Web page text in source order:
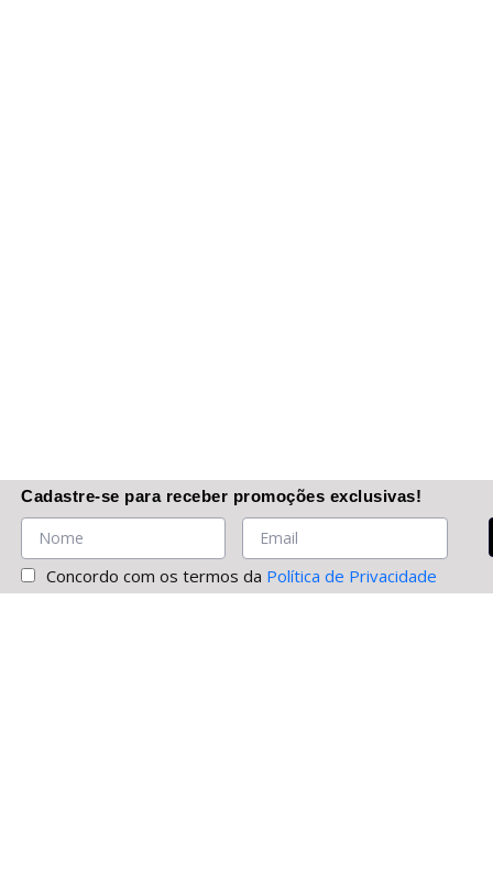
Cadastre-se para receber promoções exclusivas!
Concordo com os termos da Política de Privacidade